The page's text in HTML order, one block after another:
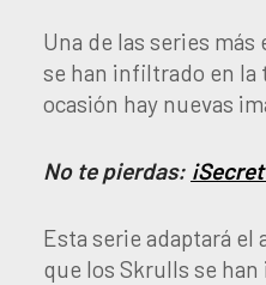
Una de las series
se han infiltrado en la
ocasión hay nuevas
No te pierdas:
Esta serie adaptará el
que los Skrulls se